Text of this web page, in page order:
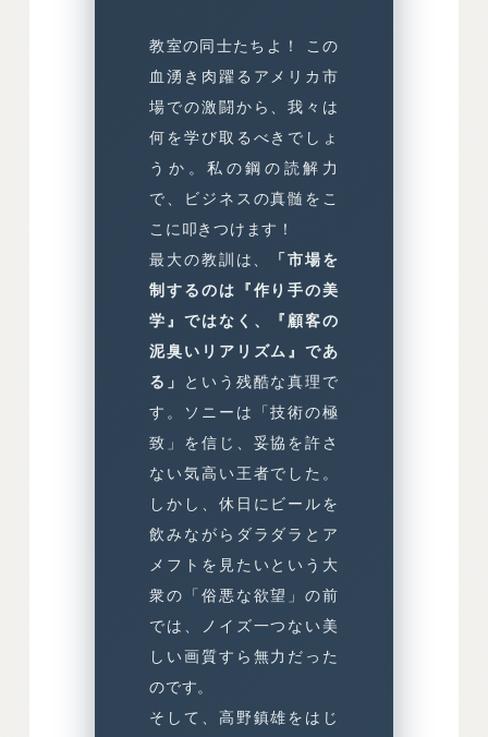
教室の同士たちよ！ この
血湧き肉躍るアメリカ市
場での激闘から、我々は
何を学び取るべきでしょ
うか。私の鋼の読解力
で、ビジネスの真髄をこ
こに叩きつけます！
最大の教訓は、
「市場を
制するのは『作り手の美
学』ではなく、『顧客の
泥臭いリアリズム』であ
る」
という残酷な真理で
す。ソニーは「技術の極
致」を信じ、妥協を許さ
ない気高い王者でした。
しかし、休日にビールを
飲みながらダラダラとア
メフトを見たいという大
衆の「俗悪な欲望」の前
では、ノイズ一つない美
しい画質すら無力だった
のです。
そして、高野鎮雄をはじ